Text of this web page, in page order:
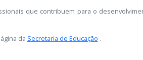
que contribuem para o
da Secretaria de Educação .